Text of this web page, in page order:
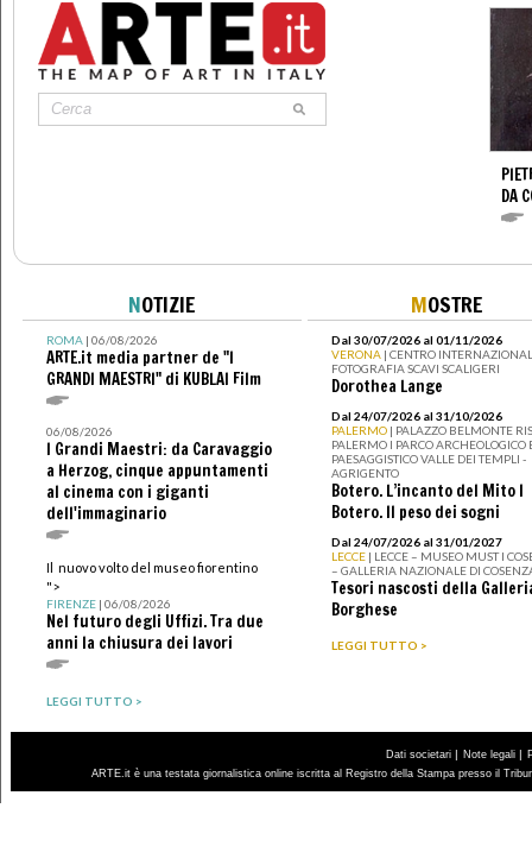
DA
NOTIZIE
ROMA| 06/08/2026
ARTE.it media partner de "I
GRANDI MAESTRI" di KUBLAI Film
06/08/2026
I Grandi Maestri: da Caravaggio
a Herzog, cinque appuntamenti
al cinema con i giganti
dell'immaginario
Il nuovo volto del museo fiorentino
">
FIRENZE| 06/08/2026
Nel futuro degli Uffizi. Tra due
anni la chiusura dei lavori
LEGGI TUTTO >
MOSTRE
Dal 30/07/2026 al 01/11/2026
VERONA | CENTRO
FOTOGRAFIA SCAVI SCALIGERI
Dorothea Lange
Dal 24/07/2026 al 31/10/2026
PALERMO | PALAZZO BELMONTE
PALERMO I PARCO ARCHEOLOGICO
PAESAGGISTICO VALLE DEI TEMPLI -
AGRIGENTO
Botero. L’incanto del Mito I
Botero. Il peso dei sogni
Dal 24/07/2026 al 31/01/2027
LECCE | LECCE – MUSEO MUST I
– GALLERIA NAZIONALE DI
Tesori nascosti della
Borghese
LEGGI TUTTO >
Dati societari | Note legali |
ARTE.it è una testata giornalistica online iscritta al Registro della Stampa presso il